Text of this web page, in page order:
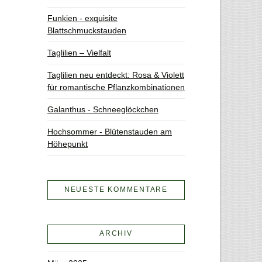
Funkien - exquisite
Blattschmuckstauden
Taglilien – Vielfalt
Taglilien neu entdeckt: Rosa & Violett
für romantische Pflanzkombinationen
Galanthus - Schneeglöckchen
Hochsommer - Blütenstauden am
Höhepunkt
NEUESTE KOMMENTARE
ARCHIV